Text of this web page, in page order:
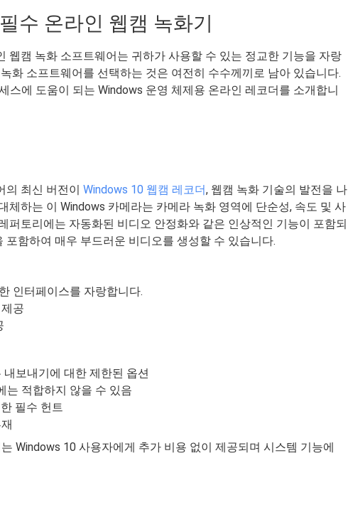
수 온라인 웹캠 녹화기
웹캠 녹화 소프트웨어는 귀하가 사용할 수 있는 정교한 기능을 자랑
화 소프트웨어를 선택하는 것은 여전히 ​​수수께끼로 남아 있습니다.
스에 도움이 되는 Windows 운영 체제용 온라인 레코더를 소개합니
의 최신 버전이 Windows 10 웹캠 레코더, 웹캠 녹화 기술의 발전을 나
체하는 이 Windows 카메라는 카메라 녹화 영역에 단순성, 속도 및 사
퍼토리에는 자동화된 비디오 안정화와 같은 인상적인 기능이 포함되
포함하여 매우 부드러운 비디오를 생성할 수 있습니다.
인터페이스를 자랑합니다.
공
보내기에 대한 제한된 옵션
는 적합하지 않을 수 있음
필수 헌트
Windows 10 사용자에게 추가 비용 없이 제공되며 시스템 기능에